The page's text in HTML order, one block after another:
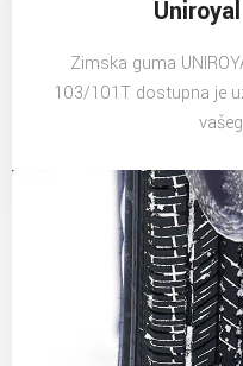
Zimska guma
103/101T dostupna je